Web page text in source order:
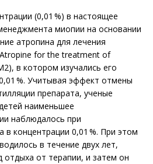
(0,01 %) в настоящее
миопии на основании
атропина для лечения
for the treatment of
в котором изучались его
%. Учитывая эффект отмены
препарата, ученые
наименьшее
наблюдалось при
в концентрации 0,01 %. При этом
в течение двух лет,
отдыха от терапии, и затем он